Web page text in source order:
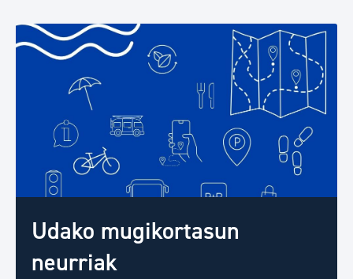
Udako mugikortasun
neurriak